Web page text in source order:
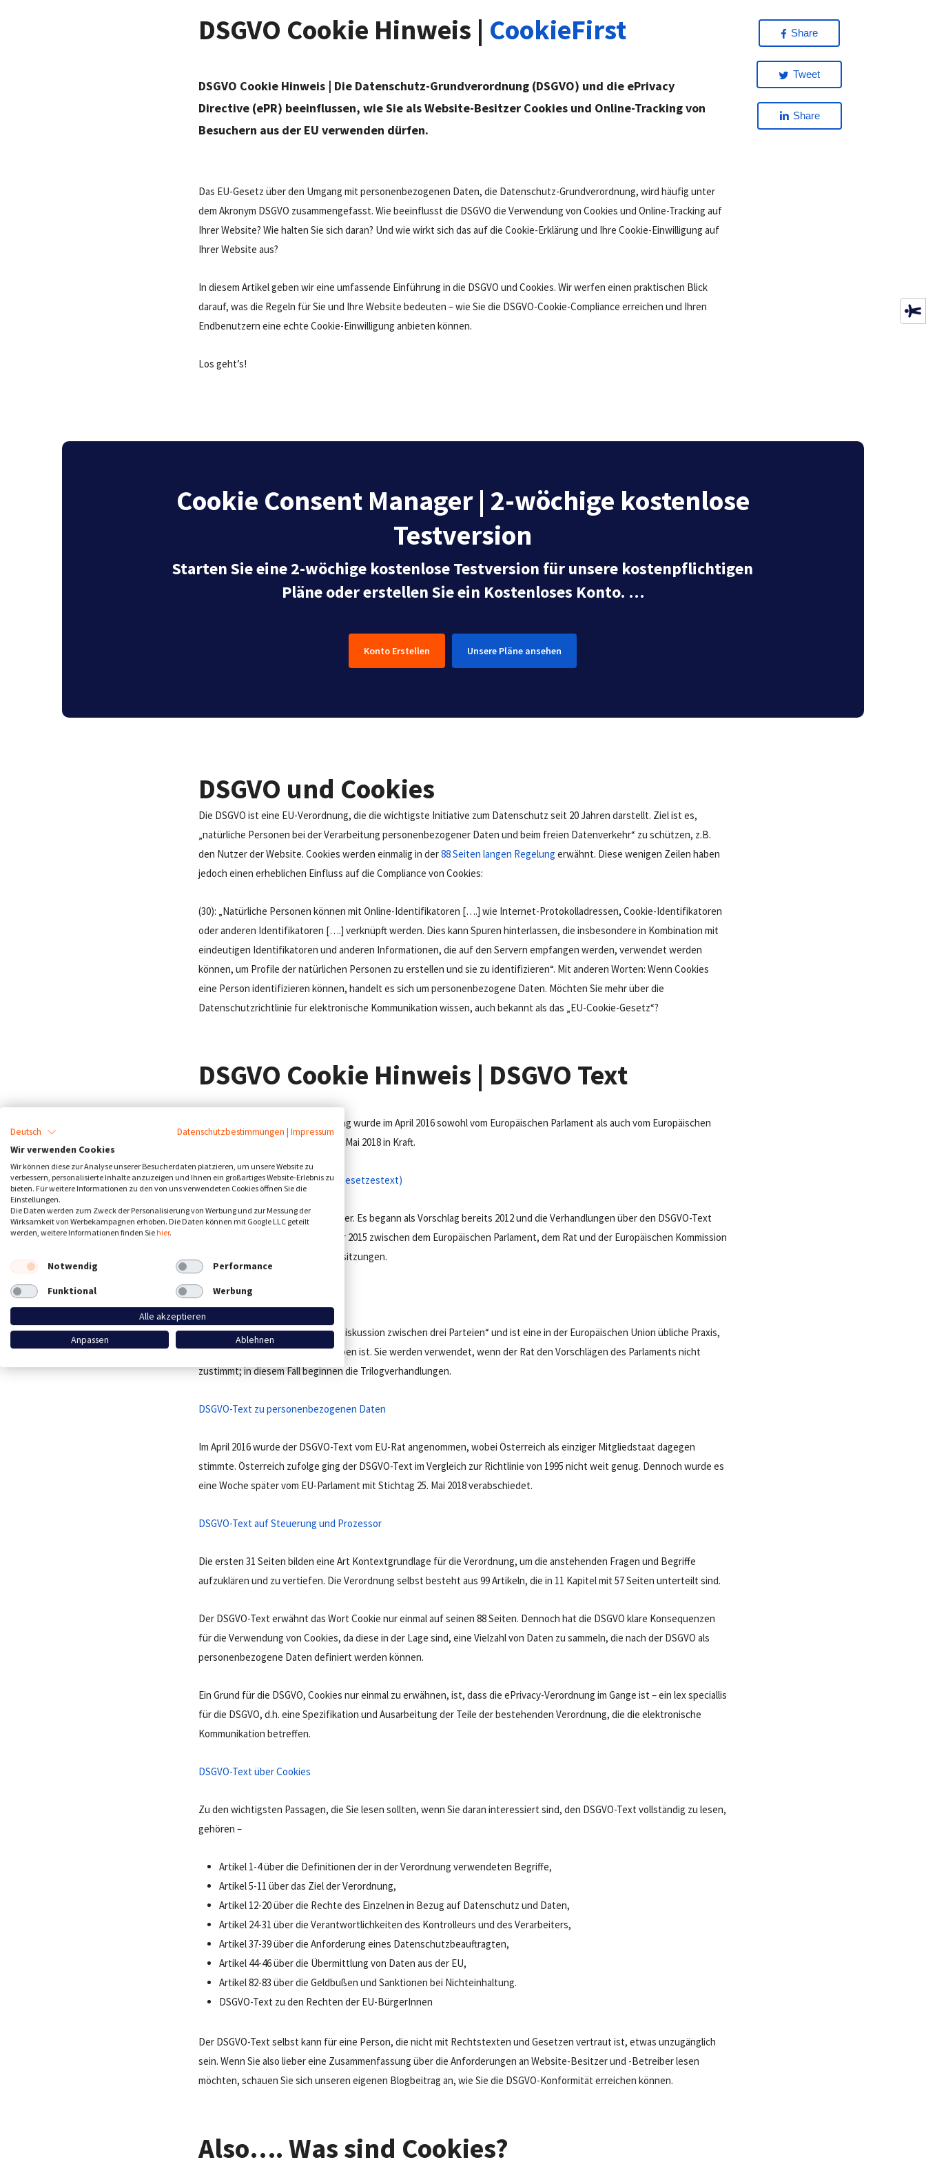
DSGVO Cookie Hinweis | CookieFirst
DSGVO Cookie Hinweis | Die Datenschutz-Grundverordnung (DSGVO) und die ePrivacy
Directive (ePR) beeinflussen, wie Sie als Website-Besitzer Cookies und Online-Tracking von
Besuchern aus der EU verwenden dürfen.
Das EU-Gesetz über den Umgang mit personenbezogenen Daten, die Datenschutz-Grundverordnung, wird häufig unter
dem Akronym DSGVO zusammengefasst. Wie beeinflusst die DSGVO die Verwendung von Cookies und Online-Tracking auf
Ihrer Website? Wie halten Sie sich daran? Und wie wirkt sich das auf die Cookie-Erklärung und Ihre Cookie-Einwilligung auf
Ihrer Website aus?
In diesem Artikel geben wir eine umfassende Einführung in die DSGVO und Cookies. Wir werfen einen praktischen Blick
darauf, was die Regeln für Sie und Ihre Website bedeuten – wie Sie die DSGVO-Cookie-Compliance erreichen und Ihren
Endbenutzern eine echte Cookie-Einwilligung anbieten können.
Los geht’s!
Share
Tweet
Share
Cookie Consent Manager | 2-wöchige kostenlose
Testversion
Starten Sie eine 2-wöchige kostenlose Testversion für unsere kostenpflichtigen
Pläne oder erstellen Sie ein Kostenloses Konto. …
Konto Erstellen Unsere Pläne ansehen
DSGVO und Cookies
Die DSGVO ist eine EU-Verordnung, die die wichtigste Initiative zum Datenschutz seit 20 Jahren darstellt. Ziel ist es,
„natürliche Personen bei der Verarbeitung personenbezogener Daten und beim freien Datenverkehr“ zu schützen, z.B.
den Nutzer der Website. Cookies werden einmalig in der88 Seiten langen Regelung erwähnt. Diese wenigen Zeilen haben
jedoch einen erheblichen Einfluss auf die Compliance von Cookies:
(30): „Natürliche Personen können mit Online-Identifikatoren [….] wie Internet-Protokolladressen, Cookie-Identifikatoren
oder anderen Identifikatoren [….] verknüpft werden. Dies kann Spuren hinterlassen, die insbesondere in Kombination mit
eindeutigen Identifikatoren und anderen Informationen, die auf den Servern empfangen werden, verwendet werden
können, um Profile der natürlichen Personen zu erstellen und sie zu identifizieren“. Mit anderen Worten: Wenn Cookies
eine Person identifizieren können, handelt es sich um personenbezogene Daten. Möchten Sie mehr über die
Datenschutzrichtlinie für elektronische Kommunikation wissen, auch bekannt als das „EU-Cookie-Gesetz“?
DSGVO Cookie Hinweis | DSGVO Text
Die Datenschutz-Grundverordnung wurde im April 2016 sowohl vom Europäischen Parlament als auch vom Europäischen
Rat verabschiedet und trat am 25. Mai 2018 in Kraft.
DSGVO-Text im Volltext (DSGVO-Gesetzestext)
Aber seine Geschichte ist viel länger. Es begann als Vorschlag bereits 2012 und die Verhandlungen über den DSGVO-Text
selbst begannen am 15. Dezember 2015 zwischen dem Europäischen Parlament, dem Rat und der Europäischen Kommission
– auch bekannt als formelle Trilogsitzungen.
DSGVO-Text zur Einwilligung
Der Trilog bezieht sich auf eine „Diskussion zwischen drei Parteien“ und ist eine in der Europäischen Union übliche Praxis,
die in den EU-Verträgen beschrieben ist. Sie werden verwendet, wenn der Rat den Vorschlägen des Parlaments nicht
zustimmt; in diesem Fall beginnen die Trilogverhandlungen.
DSGVO-Text zu personenbezogenen Daten
Im April 2016 wurde der DSGVO-Text vom EU-Rat angenommen, wobei Österreich als einziger Mitgliedstaat dagegen
stimmte. Österreich zufolge ging der DSGVO-Text im Vergleich zur Richtlinie von 1995 nicht weit genug. Dennoch wurde es
eine Woche später vom EU-Parlament mit Stichtag 25. Mai 2018 verabschiedet.
DSGVO-Text auf Steuerung und Prozessor
Die ersten 31 Seiten bilden eine Art Kontextgrundlage für die Verordnung, um die anstehenden Fragen und Begriffe
aufzuklären und zu vertiefen. Die Verordnung selbst besteht aus 99 Artikeln, die in 11 Kapitel mit 57 Seiten unterteilt sind.
Der DSGVO-Text erwähnt das Wort Cookie nur einmal auf seinen 88 Seiten. Dennoch hat die DSGVO klare Konsequenzen
für die Verwendung von Cookies, da diese in der Lage sind, eine Vielzahl von Daten zu sammeln, die nach der DSGVO als
personenbezogene Daten definiert werden können.
Ein Grund für die DSGVO, Cookies nur einmal zu erwähnen, ist, dass die ePrivacy-Verordnung im Gange ist – ein lex speciallis
für die DSGVO, d.h. eine Spezifikation und Ausarbeitung der Teile der bestehenden Verordnung, die die elektronische
Kommunikation betreffen.
DSGVO-Text über Cookies
Zu den wichtigsten Passagen, die Sie lesen sollten, wenn Sie daran interessiert sind, den DSGVO-Text vollständig zu lesen,
gehören –
Artikel 1-4 über die Definitionen der in der Verordnung verwendeten Begriffe,
Artikel 5-11 über das Ziel der Verordnung,
Artikel 12-20 über die Rechte des Einzelnen in Bezug auf Datenschutz und Daten,
Artikel 24-31 über die Verantwortlichkeiten des Kontrolleurs und des Verarbeiters,
Artikel 37-39 über die Anforderung eines Datenschutzbeauftragten,
Artikel 44-46 über die Übermittlung von Daten aus der EU,
Artikel 82-83 über die Geldbußen und Sanktionen bei Nichteinhaltung.
DSGVO-Text zu den Rechten der EU-BürgerInnen
Der DSGVO-Text selbst kann für eine Person, die nicht mit Rechtstexten und Gesetzen vertraut ist, etwas unzugänglich
sein. Wenn Sie also lieber eine Zusammenfassung über die Anforderungen an Website-Besitzer und -Betreiber lesen
möchten, schauen Sie sich unseren eigenen Blogbeitrag an, wie Sie die DSGVO-Konformität erreichen können.
Also…. Was sind Cookies?
Deutsch Datenschutzbestimmungen | Impressum
Wir verwenden Cookies
Wir können diese zur Analyse unserer Besucherdaten platzieren, um unsere Website zu
verbessern, personalisierte Inhalte anzuzeigen und Ihnen ein großartiges Website-Erlebnis zu
bieten. Für weitere Informationen zu den von uns verwendeten Cookies öffnen Sie die
Einstellungen.
Die Daten werden zum Zweck der Personalisierung von Werbung und zur Messung der
Wirksamkeit von Werbekampagnen erhoben. Die Daten können mit Google LLC geteilt
werden, weitere Informationen finden Siehier.
Notwendig
Performance
Funktional
Werbung
Alle akzeptieren
Anpassen
Ablehnen